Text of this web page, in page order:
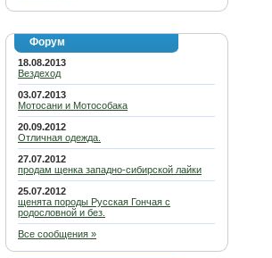
Форум
18.08.2013
Вездеход
03.07.2013
Мотосани и Мотособака
20.09.2012
Отличная одежда.
27.07.2012
продам щенка западно-сибирской лайки
25.07.2012
щенята породы Русская Гончая с
родословной и без.
Все сообщения »